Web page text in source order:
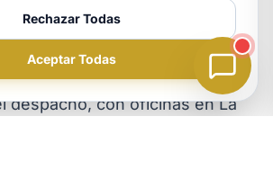
propia, y la viabilidad
solo puede evaluarla Ana
tras analizar su situación
despacho, con oficinas en La
Rechazar Todas
Aceptar Todas